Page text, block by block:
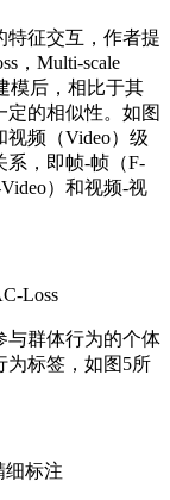
特征交互，作者提
，Multi-scale
模后，相比于其
定的相似性。如图
视频（Video）级
系，即帧-帧（F-
）和视频-视
Loss
与群体行为的个体
为标签，如图5所
细标注